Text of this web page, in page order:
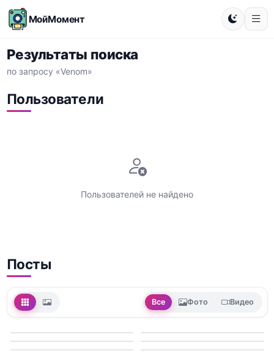
МойМомент
Результаты поиска
по запросу «Venom»
Пользователи
Пользователей не найдено
Посты
Все Фото Видео